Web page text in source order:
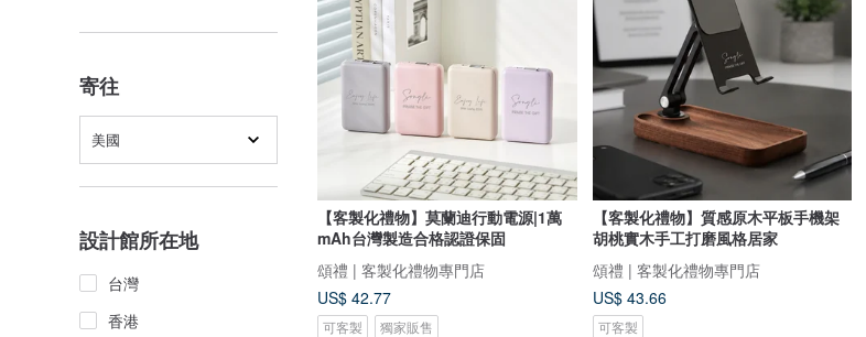
寄往
美國
設計館所在地
台灣
香港
【客製化禮物】莫蘭迪行動電源|1萬
mAh台灣製造合格認證保固
頌禮 | 客製化禮物專門店
US$ 42.77
可客製 獨家販售
【客製化禮物】質感原木平板手機架
胡桃實木手工打磨風格居家
頌禮 | 客製化禮物專門店
US$ 43.66
可客製